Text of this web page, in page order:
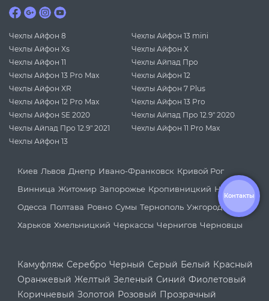
Контакты
Чехлы Айфон 8
Чехлы Айфон 13 mini
Чехлы Айфон Xs
Чехлы Айфон X
Чехлы Айфон 11
Чехлы Айпад Про
Чехлы Айфон 13 Pro Max
Чехлы Айфон 12
Чехлы Айфон XR
Чехлы Айфон 7 Plus
Чехлы Айфон 12 Pro Max
Чехлы Айфон 13 Pro
Чехлы Айфон SE 2020
Чехлы Айпад Про 12.9" 2020
Чехлы Айпад Про 12.9" 2021
Чехлы Айфон 11 Pro Max
Чехлы Айфон 13
Киев Львов Днепр Ивано-Франковск Кривой Рог
Винница Житомир Запорожье Кропивницкий Николаев
Одесса Полтава Ровно Сумы Тернополь Ужгород
Харьков Хмельницкий Черкассы Чернигов Черновцы
Камуфляж Серебро Черный Серый Белый Красный
Оранжевый Желтый Зеленый Синий Фиолетовый
Коричневый Золотой Розовый Прозрачный